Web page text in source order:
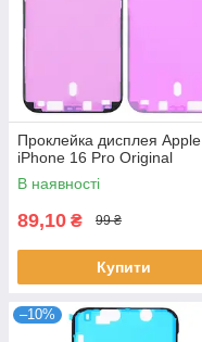
Проклейка дисплея Apple
iPhone 16 Pro Original
В наявності
89,10 ₴ 99 ₴
Купити
–10%